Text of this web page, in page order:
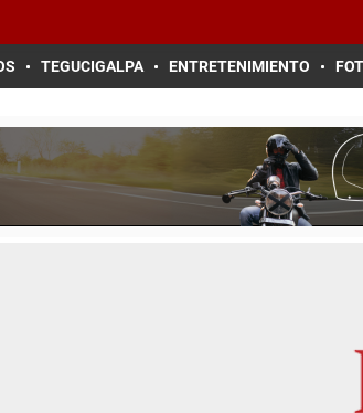
TEGUCIGALPA ENTRETENIMIENTO